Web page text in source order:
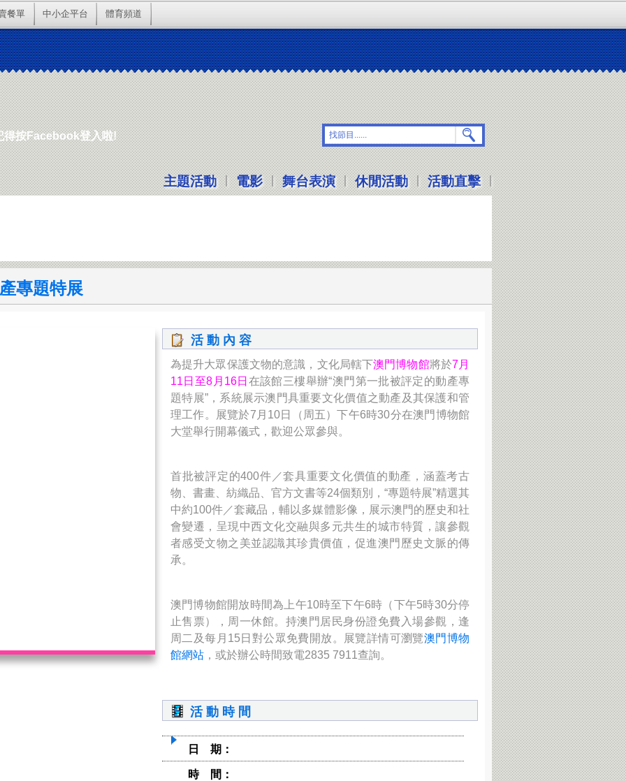
餐單 中小企平台 體育頻道
得按Facebook登入啦!
主題活動 | 電影 | 舞台表演 | 休閒活動 | 活動直擊 |
專題特展
活 動 內 容
為提升大眾保護文物的意識，文化局轄下澳門博物館將於7月
11日至8月16日 在該館三樓舉辦“澳門第一批被評定的動產專
題特展”，系統展示澳門具重要文化價值之動產及其保護和管
理工作。展覽於7月10日（周五）下午6時30分在澳門博物館
大堂舉行開幕儀式，歡迎公眾參與。
首批被評定的400件／套具重要文化價值的動產，涵蓋考古
物、書畫、紡織品、官方文書等24個類別，“專題特展”精選其
中約100件／套藏品，輔以多媒體影像，展示澳門的歷史和社
會變遷，呈現中西文化交融與多元共生的城市特質，讓參觀
者感受文物之美並認識其珍貴價值，促進澳門歷史文脈的傳
承。
澳門博物館開放時間為上午10時至下午6時（下午5時30分停
止售票），周一休館。持澳門居民身份證免費入場參觀，逢
周二及每月15日對公眾免費開放。展覽詳情可瀏覽澳門博物
館網站 ，或於辦公時間致電2835 7911查詢。
活 動 時 間
日 期：
時 間：